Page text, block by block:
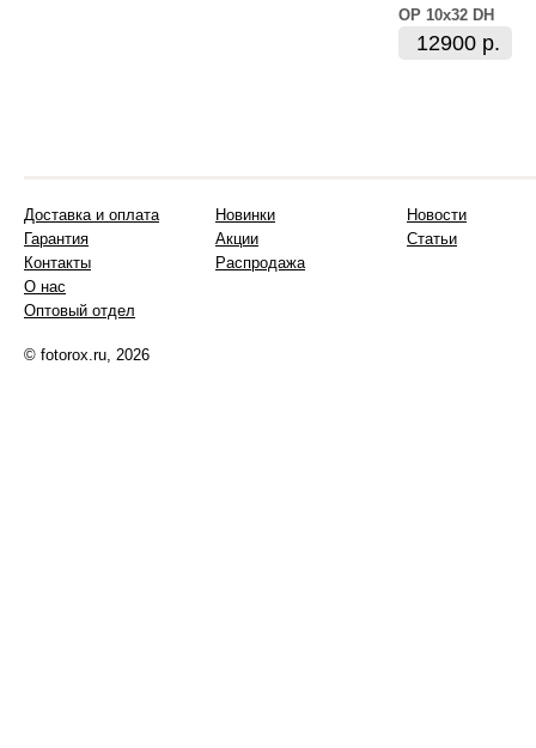
OP 10х32 DH
12900 р.
Доставка и оплата
Гарантия
Контакты
О нас
Оптовый отдел
Новинки
Акции
Распродажа
Новости
Статьи
© fotorox.ru, 2026